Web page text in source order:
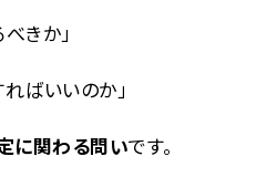
きか」
ればいいのか」
に関わる問いです。